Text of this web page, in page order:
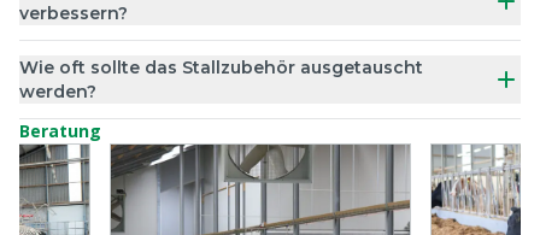
verbessern?
Wie oft sollte das Stallzubehör ausgetauscht
werden?
Beratung